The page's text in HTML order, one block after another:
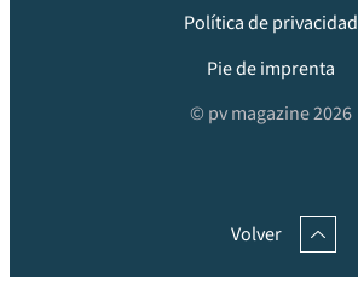
Política de privacidad
Pie de imprenta
© pv magazine 2026
Volver